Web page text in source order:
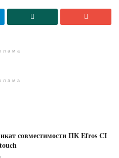
совместимости ПК Efros CI